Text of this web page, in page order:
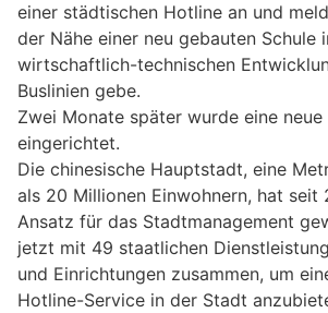
einer städtischen Hotline an und
der Nähe einer neu gebauten Schule
wirtschaftlich-technischen
Buslinien gebe.
Zwei Monate später wurde eine neue
eingerichtet.
Die chinesische Hauptstadt, eine
als 20 Millionen Einwohnern, hat seit
Ansatz für das Stadtmanagement
jetzt mit 49 staatlichen
und Einrichtungen zusammen, um
Hotline-Service in der Stadt